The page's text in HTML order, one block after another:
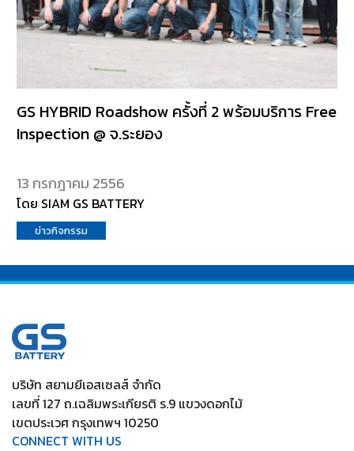
GS HYBRID Roadshow ครั้งที่ 2 พร้อมบริการ Free
Inspection @ จ.ระยอง
13 กรกฎาคม 2556
โดย SIAM GS BATTERY
ข่าวกิจกรรม
บริษัท สยามยีเอสเซลส์ จำกัด
เลขที่ 127 ถ.เฉลิมพระเกียรติ ร.9 แขวงดอกไม้
เขตประเวศ กรุงเทพฯ 10250
CONNECT WITH US